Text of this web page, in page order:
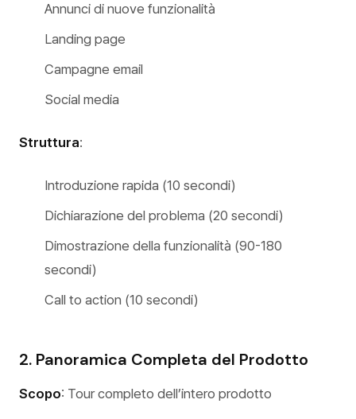
Annunci di nuove funzionalità
Landing page
Campagne email
Social media
Struttura:
Introduzione rapida (10 secondi)
Dichiarazione del problema (20 secondi)
Dimostrazione della funzionalità (90-180
secondi)
Call to action (10 secondi)
2. Panoramica Completa del Prodotto
Scopo: Tour completo dell’intero prodotto